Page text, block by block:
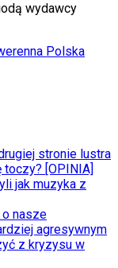
wydawcy
Polska
stronie lustra
toczy? [OPINIA]
jak muzyka z
nasze
agresywnym
z kryzysu w